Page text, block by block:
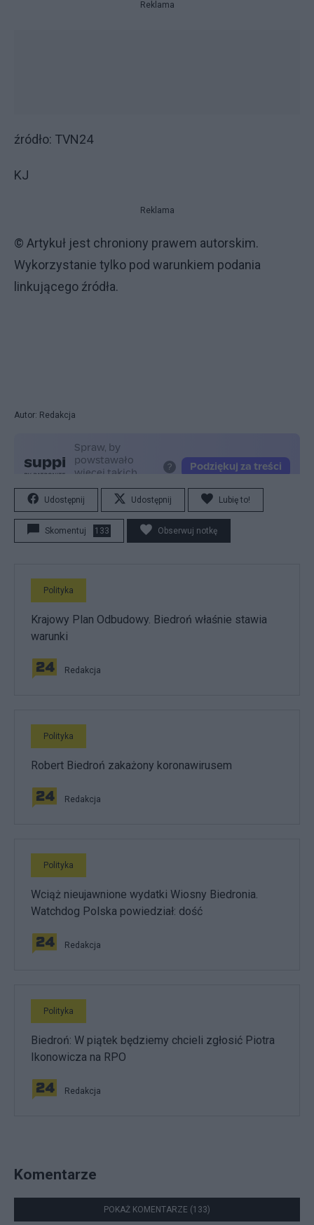
Reklama
źródło: TVN24
KJ
Reklama
© Artykuł jest chroniony prawem autorskim.
Wykorzystanie tylko pod warunkiem podania
linkującego źródła.
Autor: Redakcja
Udostępnij Udostępnij Lubię to!
Skomentuj 133 Obserwuj notkę
Polityka
Krajowy Plan Odbudowy. Biedroń właśnie stawia
warunki
Redakcja
Polityka
Robert Biedroń zakażony koronawirusem
Redakcja
Polityka
Wciąż nieujawnione wydatki Wiosny Biedronia.
Watchdog Polska powiedział: dość
Redakcja
Polityka
Biedroń: W piątek będziemy chcieli zgłosić Piotra
Ikonowicza na RPO
Redakcja
Komentarze
POKAŻ KOMENTARZE (133)